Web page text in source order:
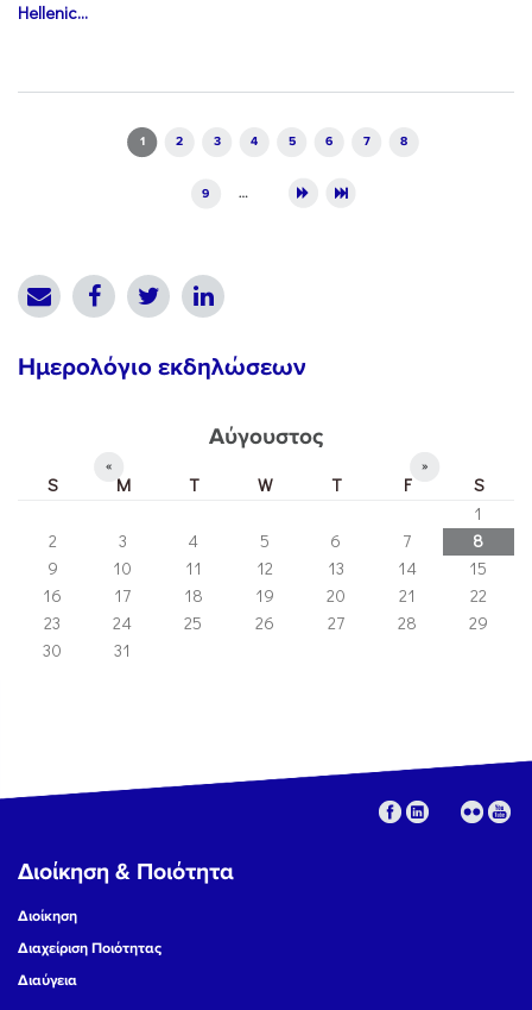
Hellenic...
1 2 3 4 5 6 7 8
9 …
Ημερολόγιο εκδηλώσεων
Αύγουστος
« »
S M T W T F
S
1
2
3 4 5 6 7
8
9
10 11 12 13 14
15
16
17 18 19 20 21
22
23
24 25 26 27 28
29
30
31
Διοίκηση & Ποιότητα
Διοίκηση
Διαχείριση Ποιότητας
Διαύγεια